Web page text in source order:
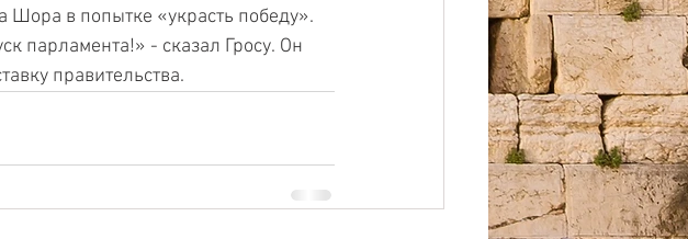
Шора в попытке «украсть победу».
парламента!» - сказал Гросу. Он
правительства.